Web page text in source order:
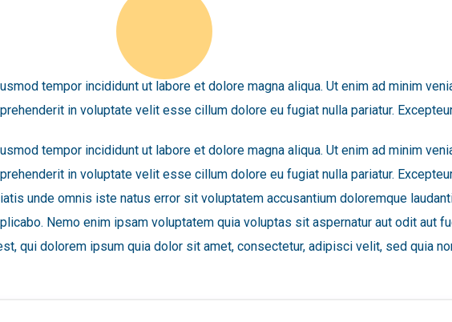
tempor incididunt ut labore et dolore magna aliqua. Ut enim ad minim
in voluptate velit esse cillum dolore eu fugiat nulla pariatur.
tempor incididunt ut labore et dolore magna aliqua. Ut enim ad minim
in voluptate velit esse cillum dolore eu fugiat nulla pariatur.
unde omnis iste natus error sit voluptatem accusantium doloremque
Nemo enim ipsam voluptatem quia voluptas sit aspernatur aut odit aut
qui dolorem ipsum quia dolor sit amet, consectetur, adipisci velit, sed quia